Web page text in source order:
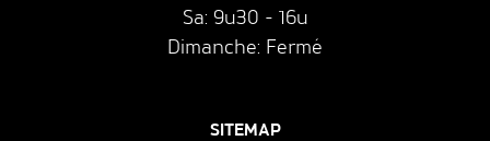
Sa: 9u30 - 16u
Dimanche: Fermé
SITEMAP